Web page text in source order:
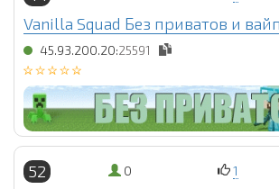
Vanilla Squad Без приватов и
45.93.200.20:25591
52 0 1